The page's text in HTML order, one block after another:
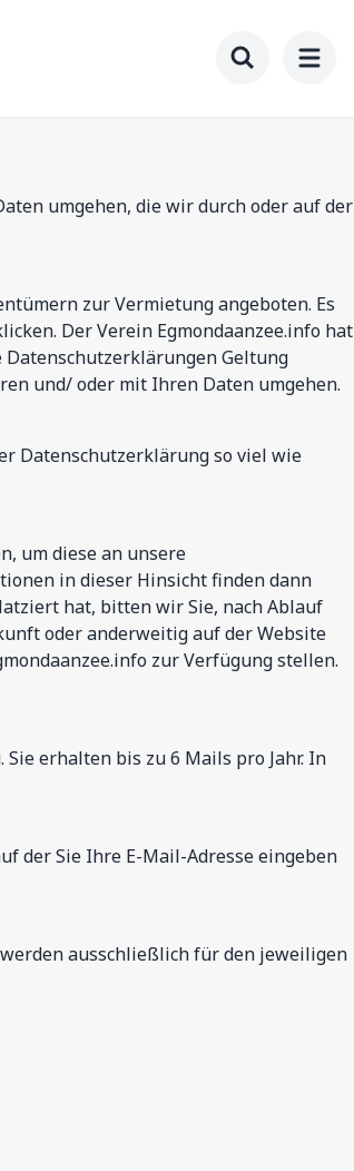
umgehen, die wir durch oder auf der
zur Vermietung angeboten. Es
Der Verein Egmondaanzee.info hat
Datenschutzerklärungen Geltung
und/ oder mit Ihren Daten umgehen.
Datenschutzerklärung so viel wie
um diese an unsere
in dieser Hinsicht finden dann
hat, bitten wir Sie, nach Ablauf
oder anderweitig auf der Website
zur Verfügung stellen.
erhalten bis zu 6 Mails pro Jahr. In
der Sie Ihre E-Mail-Adresse eingeben
ausschließlich für den jeweiligen